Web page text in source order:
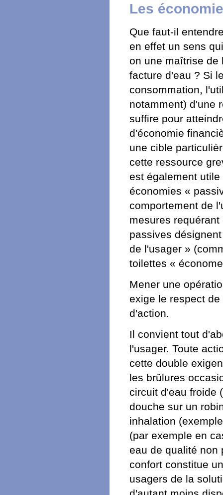
Les
Que faut-il
en effet un sens
on une maîtrise de
facture d'eau ? Si
consommation,
notamment) d'une
suffire pour
d'économie
une cible
cette ressource
est également
économies «
comportement de
mesures
passives
de l'usager »
toilettes «
Mener une
exige le respect
d'action.
Il convient tout
l'usager. Toute
cette double
les brûlures
circuit d'eau froide
douche sur un
inhalation
(par exemple en
eau de qualité non
confort constitue
usagers de la